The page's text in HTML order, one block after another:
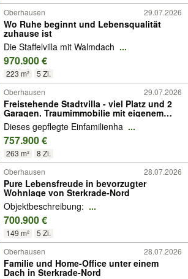
Oberhausen 29.07.2026
Wo Ruhe beginnt und Lebensqualität
zuhause ist
Die Staffelvilla mit Walmdach ...
970.900 €
223 m² 5 Zi.
Oberhausen 29.07.2026
Freistehende Stadtvilla - viel Platz und 2
Garagen. Traumimmobilie mit eigenem
XXL Homeoffice
Dieses gepflegte Einfamilienha ...
757.900 €
263 m² 8 Zi.
Oberhausen 28.07.2026
Pure Lebensfreude in bevorzugter
Wohnlage von Sterkrade-Nord
Objektbeschreibung: ...
700.900 €
149 m² 5 Zi.
Oberhausen 28.07.2026
Familie und Home-Office unter einem
Dach in Sterkrade-Nord